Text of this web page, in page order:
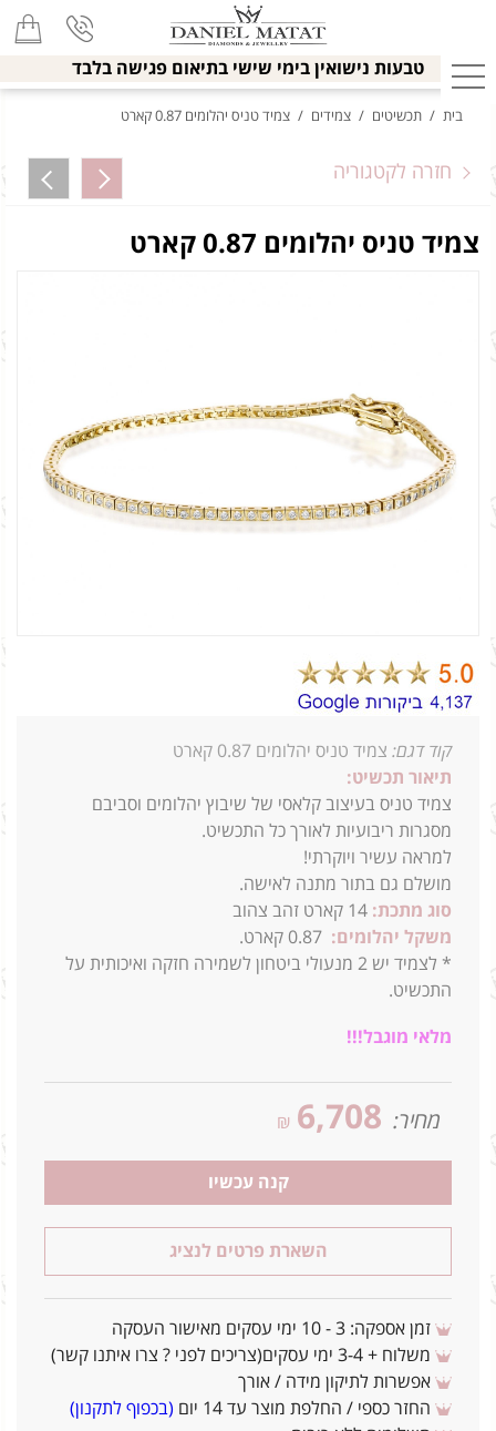
טבעות נישואין בימי שישי בתיאום פגישה בלבד
בית / תכשיטים / צמידים / צמיד טניס יהלומים 0.87 קארט
חזרה לקטגוריה
צמיד טניס יהלומים 0.87 קארט
קוד דגם: צמיד טניס יהלומים 0.87 קארט
תיאור תכשיט:
צמיד טניס בעיצוב קלאסי של שיבוץ יהלומים וסביבם
מסגרות ריבועיות לאורך כל התכשיט.
למראה עשיר ויוקרתי!
מושלם גם בתור מתנה לאישה.
סוג מתכת: 14 קארט זהב צהוב
משקל יהלומים:
* לצמיד יש 2 מנעולי ביטחון לשמירה חזקה ואיכותית על
התכשיט.
מלאי מוגבל!!!
מחיר: 6,708
₪
קנה עכשיו
השארת פרטים לנציג
זמן אספקה: 3 - 10 ימי עסקים מאישור העסקה
משלוח + 3-4 ימי עסקים(צריכים לפני ? צרו איתנו קשר)
אפשרות לתיקון מידה / אורך
החזר כספי / החלפת מוצר עד 14 יום
(בכפוף לתקנון)